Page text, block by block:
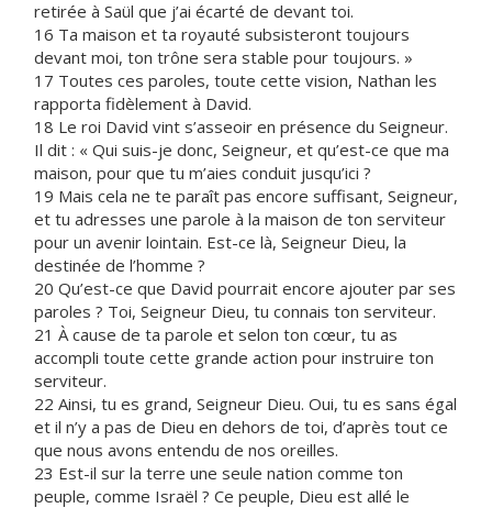
retirée à Saül que j’ai écarté de devant toi.
16 Ta maison et ta royauté subsisteront toujours
devant moi, ton trône sera stable pour toujours. »
17 Toutes ces paroles, toute cette vision, Nathan les
rapporta fidèlement à David.
18 Le roi David vint s’asseoir en présence du Seigneur.
Il dit : « Qui suis-je donc, Seigneur, et qu’est-ce que ma
maison, pour que tu m’aies conduit jusqu’ici ?
19 Mais cela ne te paraît pas encore suffisant, Seigneur,
et tu adresses une parole à la maison de ton serviteur
pour un avenir lointain. Est-ce là, Seigneur Dieu, la
destinée de l’homme ?
20 Qu’est-ce que David pourrait encore ajouter par ses
paroles ? Toi, Seigneur Dieu, tu connais ton serviteur.
21 À cause de ta parole et selon ton cœur, tu as
accompli toute cette grande action pour instruire ton
serviteur.
22 Ainsi, tu es grand, Seigneur Dieu. Oui, tu es sans égal
et il n’y a pas de Dieu en dehors de toi, d’après tout ce
que nous avons entendu de nos oreilles.
23 Est-il sur la terre une seule nation comme ton
peuple, comme Israël ? Ce peuple, Dieu est allé le